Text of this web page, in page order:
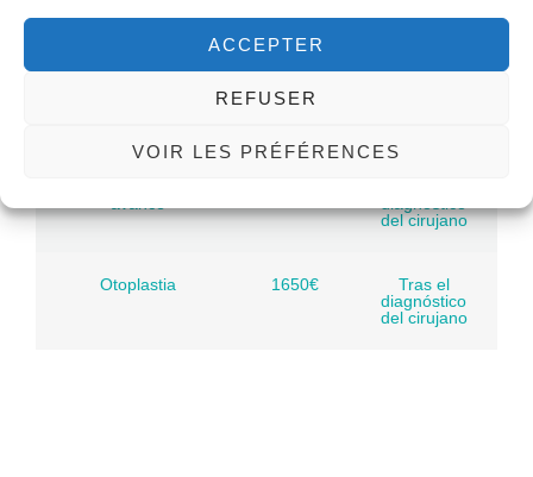
ACCEPTER
REFUSER
VOIR LES PRÉFÉRENCES
1800€
del cirujano
Otoplastia 1650€
Tras el
diagnóstico
del cirujano